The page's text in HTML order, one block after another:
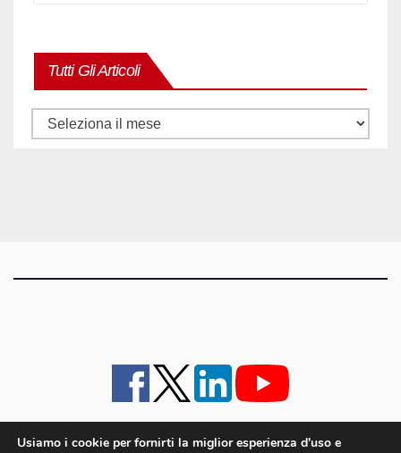
Tutti Gli Articoli
Tutti
Usiamo i cookie per fornirti la miglior esperienza d'uso e